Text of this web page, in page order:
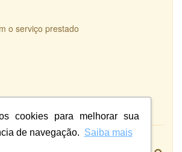
cookies para melhorar sua
de navegação. Saiba mais
o serviço prestado